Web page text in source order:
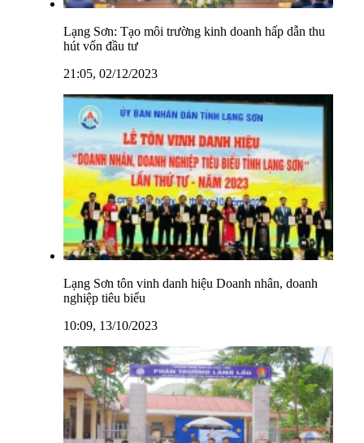
Lạng Sơn: Tạo môi trường kinh doanh hấp dẫn thu
hút vốn đầu tư
21:05, 02/12/2023
Lạng Sơn tôn vinh danh hiệu Doanh nhân, doanh
nghiệp tiêu biểu
10:09, 13/10/2023